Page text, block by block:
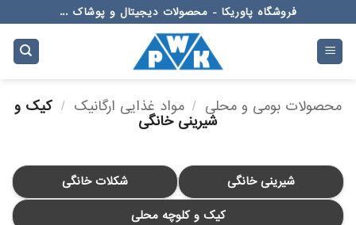
to
content
فروشگاه پاوریکا - محصولات دیجیتال و پوشاک ...
محصولات بومی و محلی / مواد غذایی ارگانیک / کیک و
شیرینی خانگی
شکلات خانگی
شیرینی خانگی
کیک و کلوچه محلی